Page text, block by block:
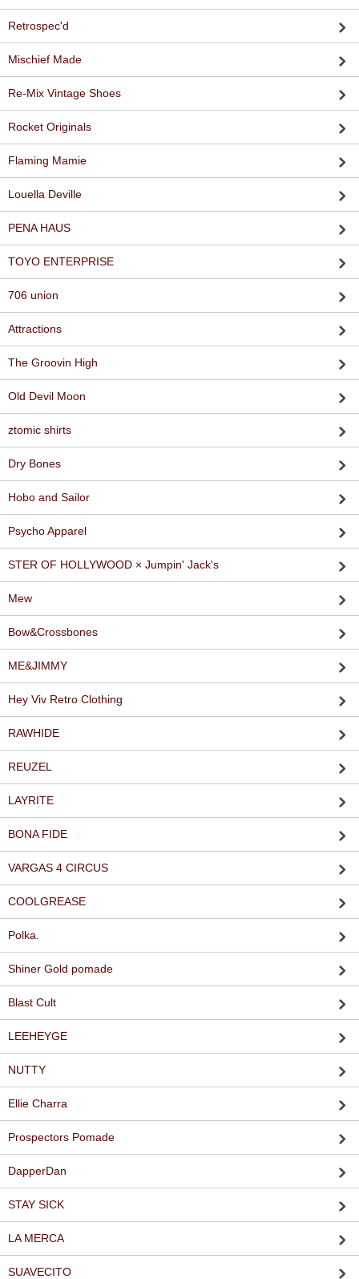
Retrospec'd
Mischief Made
Re-Mix Vintage Shoes
Rocket Originals
Flaming Mamie
Louella Deville
PENA HAUS
TOYO ENTERPRISE
706 union
Attractions
The Groovin High
Old Devil Moon
ztomic shirts
Dry Bones
Hobo and Sailor
Psycho Apparel
STER OF HOLLYWOOD × Jumpin' Jack's
Mew
Bow&Crossbones
ME&JIMMY
Hey Viv Retro Clothing
RAWHIDE
REUZEL
LAYRITE
BONA FIDE
VARGAS 4 CIRCUS
COOLGREASE
Polka.
Shiner Gold pomade
Blast Cult
LEEHEYGE
NUTTY
Ellie Charra
Prospectors Pomade
DapperDan
STAY SICK
LA MERCA
SUAVECITO